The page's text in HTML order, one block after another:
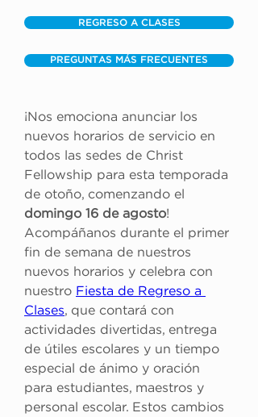
REGRESO A CLASES
PREGUNTAS MÁS FRECUENTES
¡Nos emociona anunciar los
nuevos horarios de servicio en
todos las sedes de Christ
Fellowship para esta temporada
de otoño, comenzando el
domingo 16 de agosto!
Acompáñanos durante el primer
fin de semana de nuestros
nuevos horarios y celebra con
nuestro Fiesta de Regreso a
Clases, que contará con
actividades divertidas, entrega
de útiles escolares y un tiempo
especial de ánimo y oración
para estudiantes, maestros y
personal escolar. Estos cambios